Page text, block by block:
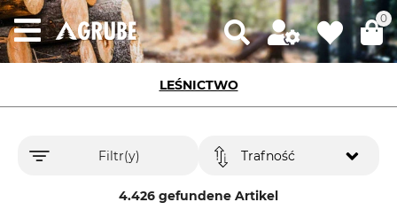
0
LEŚNICTWO
Filtr(y)
4.426 gefundene Artikel
Trafność